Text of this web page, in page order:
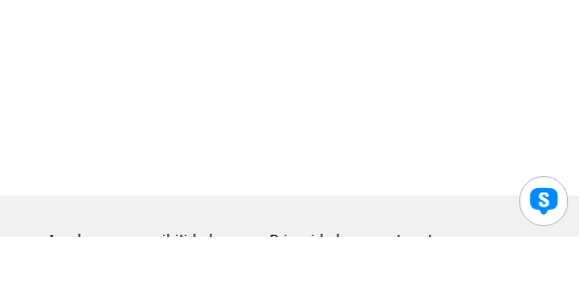
Ayuda para accesibilidad Privacidad Legal